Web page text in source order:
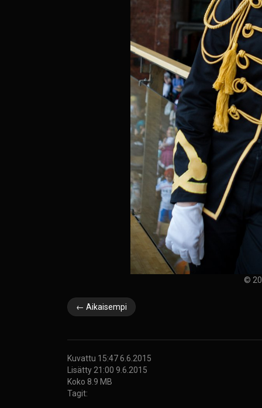
©
← Aikaisempi
Kuvattu 15:47 6.6.2015
Lisätty 21:00 9.6.2015
Koko 8.9 MB
Tagit: